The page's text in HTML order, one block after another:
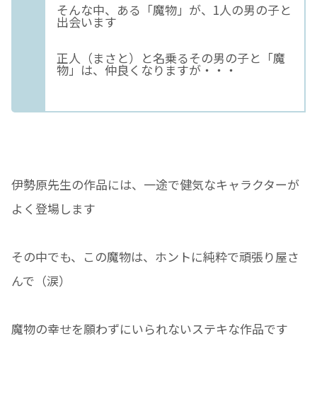
そんな中、ある「魔物」が、1人の男の子と
出会います
正人（まさと）と名乗るその男の子と「魔
物」は、仲良くなりますが・・・
伊勢原先生の作品には、一途で健気なキャラクターが
よく登場します
その中でも、この魔物は、ホントに純粋で頑張り屋さ
んで（涙）
魔物の幸せを願わずにいられないステキな作品です